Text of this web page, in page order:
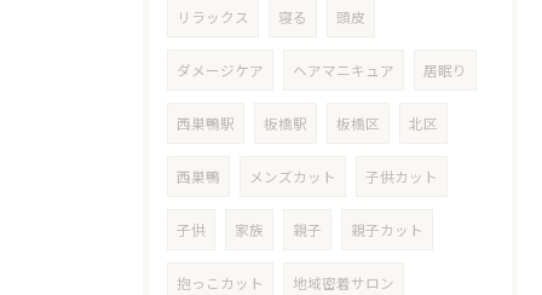
リラックス 寝る 頭皮
ダメージケア ヘアマニキュア 居眠り
西巣鴨駅 板橋駅 板橋区 北区
西巣鴨 メンズカット 子供カット
子供 家族 親子 親子カット
抱っこカット 地域密着サロン